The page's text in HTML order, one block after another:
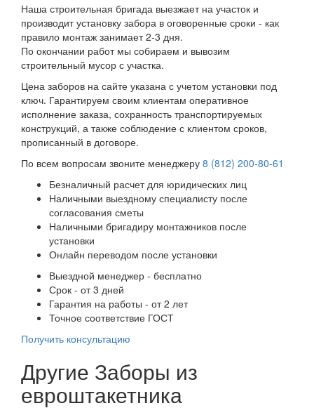
Наша строительная бригада выезжает на участок и
производит установку забора в оговоренные сроки - как
правило монтаж занимает 2-3 дня.
По окончании работ мы собираем и вывозим
строительный мусор с участка.
Цена заборов на сайте указана с учетом установки под
ключ. Гарантируем своим клиентам оперативное
исполнение заказа, сохранность транспортируемых
конструкций, а также соблюдение с клиентом сроков,
прописанный в договоре.
По всем вопросам звоните менеджеру 8 (812) 200-80-61
Безналичный расчет для юридических лиц
Наличными выездному специалисту после
согласования сметы
Наличными бригадиру монтажников после
установки
Онлайн переводом после установки
Выездной менеджер - бесплатно
Срок - от 3 дней
Гарантия на работы - от 2 лет
Точное соответствие ГОСТ
Получить консультацию
Другие Заборы из
евроштакетника